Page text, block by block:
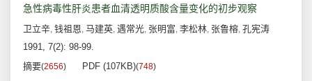
急性病毒性肝炎患者血清透明质酸含量变化的初步观察
卫立辛, 钱祖恩, 马建英, 遇常光, 张明富, 李松林, 张鲁榕, 孔宪涛
1991, 7(2): 98-99.
摘要(2656) PDF (107KB)(748)